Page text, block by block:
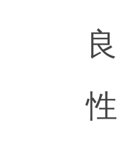
良
性